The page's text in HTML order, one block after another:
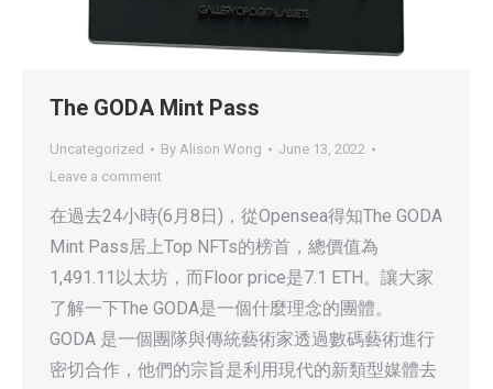
The GODA Mint Pass
Uncategorized By Alison Wong
June 13, 2022
Leave a comment
在過去24小時(6月8日)，從Opensea得知The GODA
Mint Pass居上Top NFTs的榜首，總價值為
1,491.11以太坊，而Floor price是7.1 ETH。讓大家
了解一下The GODA是一個什麼理念的團體。
GODA 是一個團隊與傳統藝術家透過數碼藝術進行
密切合作，他們的宗旨是利用現代的新類型媒體去